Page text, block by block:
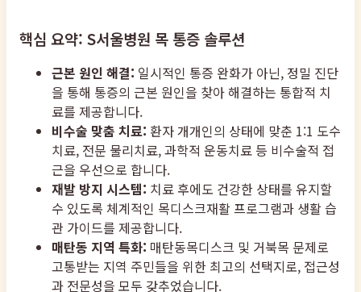
핵심 요약: S서울병원 목 통증 솔루션
근본 원인 해결: 일시적인 통증 완화가 아닌, 정밀 진단
을 통해 통증의 근본 원인을 찾아 해결하는 통합적 치
료를 제공합니다.
비수술 맞춤 치료: 환자 개개인의 상태에 맞춘 1:1 도수
치료, 전문 물리치료, 과학적 운동치료 등 비수술적 접
근을 우선으로 합니다.
재발 방지 시스템: 치료 후에도 건강한 상태를 유지할
수 있도록 체계적인 목디스크재활 프로그램과 생활 습
관 가이드를 제공합니다.
매탄동 지역 특화: 매탄동목디스크 및 거북목 문제로
고통받는 지역 주민들을 위한 최고의 선택지로, 접근성
과 전문성을 모두 갖추었습니다.